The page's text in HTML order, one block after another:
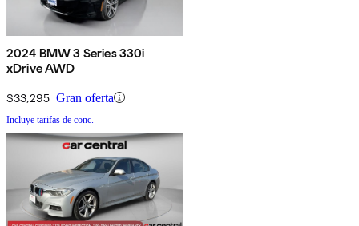
2024 BMW 3 Series 330i
xDrive AWD
$33,295 Gran oferta
Incluye tarifas de conc.